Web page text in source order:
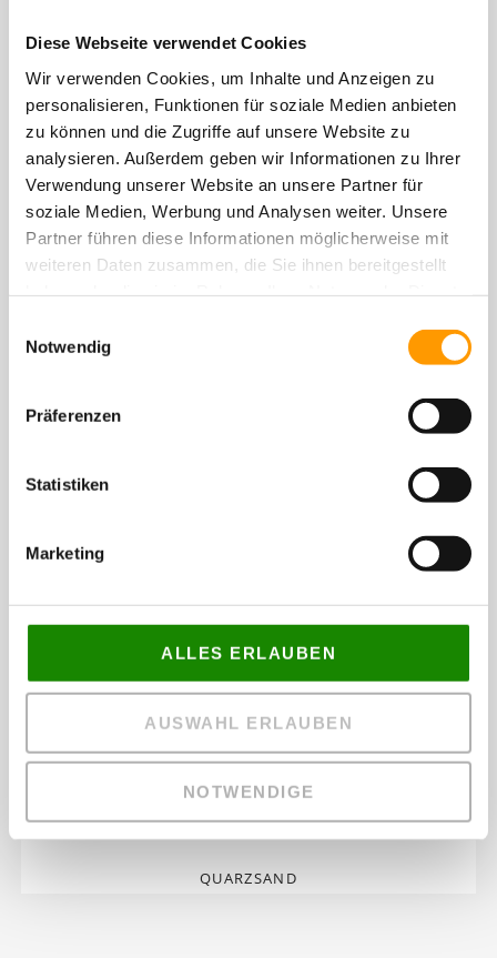
Diese Webseite verwendet Cookies
Wir verwenden Cookies, um Inhalte und Anzeigen zu
personalisieren, Funktionen für soziale Medien anbieten
zu können und die Zugriffe auf unsere Website zu
analysieren. Außerdem geben wir Informationen zu Ihrer
Verwendung unserer Website an unsere Partner für
soziale Medien, Werbung und Analysen weiter. Unsere
Partner führen diese Informationen möglicherweise mit
weiteren Daten zusammen, die Sie ihnen bereitgestellt
Cookies, wenn Sie unsere Webseite weiterhin nutzen.
Notwendig
Präferenzen
Statistiken
Marketing
ALLES ERLAUBEN
AUSWAHL ERLAUBEN
NOTWENDIGE